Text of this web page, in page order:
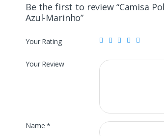
Be the first to review “Camisa
Azul-Marinho”
Your Rating
Your Review
Name*